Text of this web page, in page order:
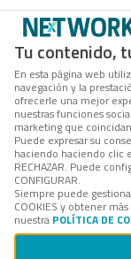
Tu contenido,
En esta página web
navegación y la
ofrecerle una mejor
nuestras funciones
marketing que
Puede expresar su
haciendo haciendo clic
RECHAZAR. Puede
CONFIGURAR.
Siempre puede
COOKIES y obtener
nuestra POLÍTICA DE